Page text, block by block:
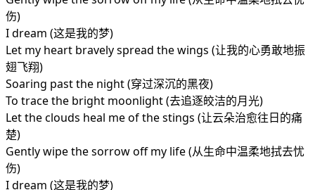
伤)
I dream (这是我的梦)
Let my heart bravely spread the wings (让我的心勇敢地振
翅飞翔)
Soaring past the night (穿过深沉的黑夜)
To trace the bright moonlight (去追逐皎洁的月光)
Let the clouds heal me of the stings (让云朵治愈往日的痛
楚)
Gently wipe the sorrow off my life (从生命中温柔地拭去忧
伤)
I dream (这是我的梦)